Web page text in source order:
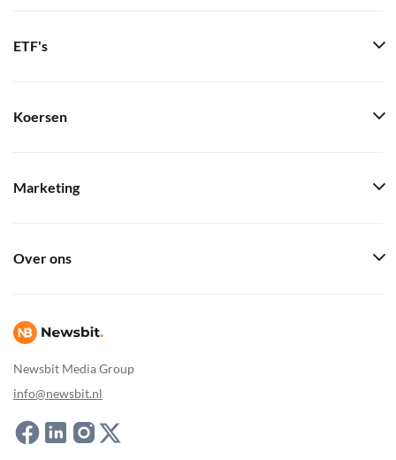
Newsbit Media Group
info@newsbit.nl
ETF's
Koersen
Marketing
Over ons